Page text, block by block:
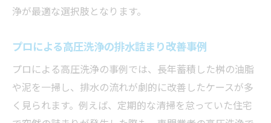
浄が最適な選択肢となります。
プロによる高圧洗浄の排水詰まり改善事例
プロによる高圧洗浄の事例では、長年蓄積した桝の油脂
や泥を一掃し、排水の流れが劇的に改善したケースが多
く見られます。例えば、定期的な清掃を怠っていた住宅